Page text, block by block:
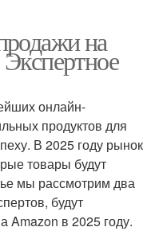
на
онлайн-
продуктов для
В 2025 году рынок
товары будут
мы рассмотрим два
будут
Amazon в 2025 году.